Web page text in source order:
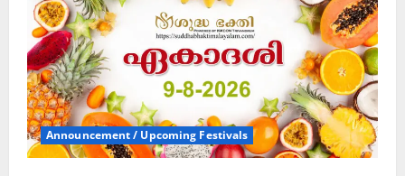
Announcement / Upcoming Festivals